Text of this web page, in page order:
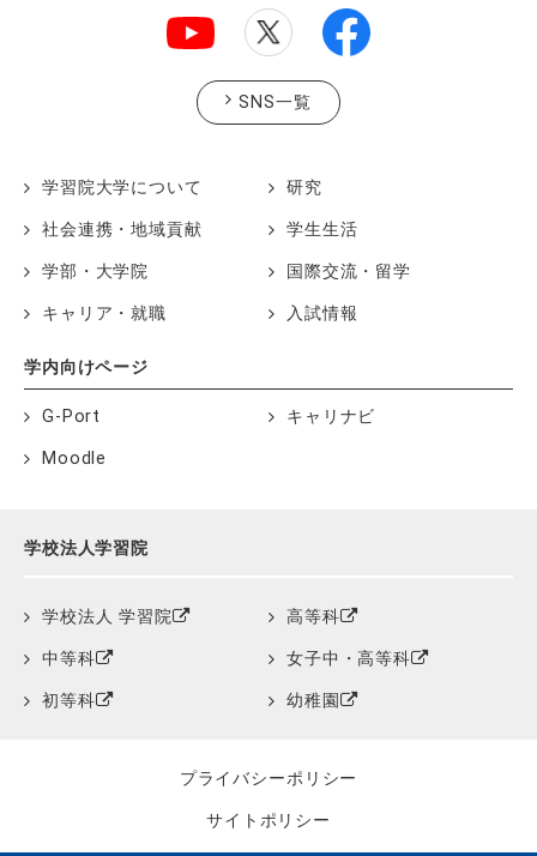
SNS一覧
学習院大学について 研究
社会連携・地域貢献 学生生活
学部・大学院 国際交流・留学
キャリア・就職 入試情報
学内向けページ
G-Port キャリナビ
Moodle
学校法人学習院
学校法人 学習院 高等科
中等科 女子中・高等科
初等科 幼稚園
プライバシーポリシー
サイトポリシー